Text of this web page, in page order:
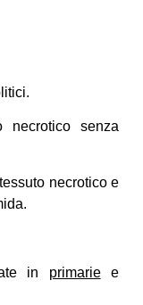
necrotico senza
necrotico e
in primariee